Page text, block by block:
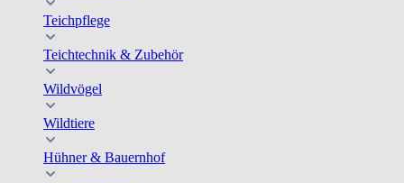
Teichpflege
Teichtechnik & Zubehör
Wildvögel
Wildtiere
Hühner & Bauernhof